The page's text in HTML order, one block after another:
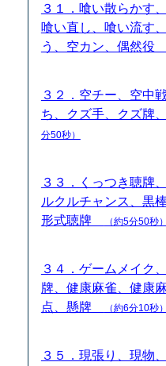
３１．喰い散らかす
喰い直し、喰い流す
う、空カン、偶然役
３２．空チー、空中
ち、クズ手、クズ牌
分50秒）
３３．くっつき聴牌
ルクルチャンス、黒
形式聴牌
（約5分50秒）
３４．ゲームメイク
牌、健康麻雀、健康
点、懸牌
（約6分10秒）
３５．現張り、現物